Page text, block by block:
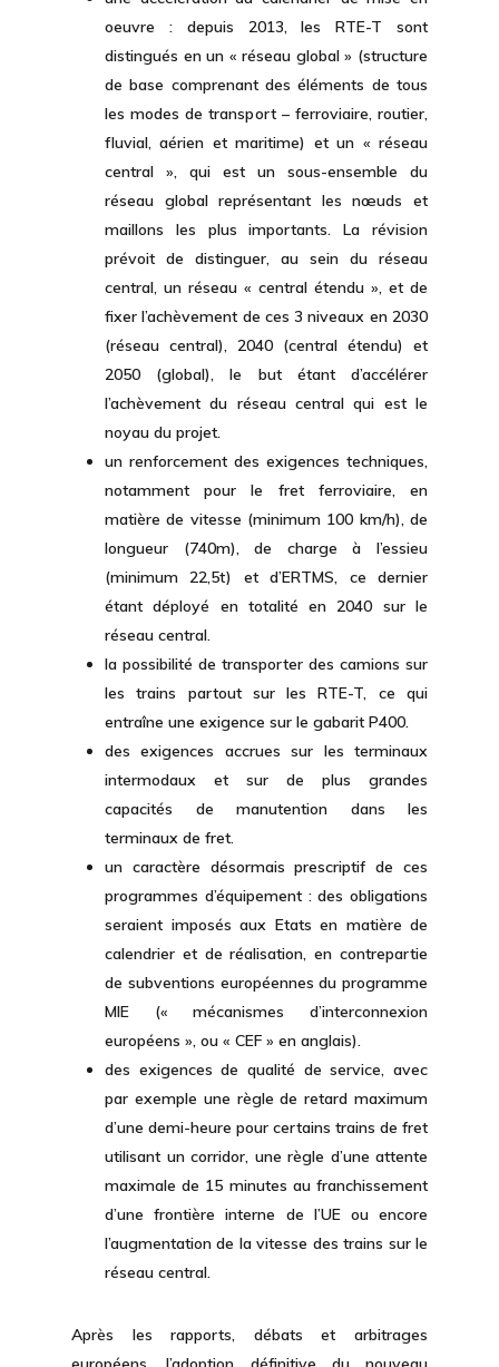
oeuvre : depuis 2013, les RTE-T sont
distingués en un « réseau global » (structure
de base comprenant des éléments de tous
les modes de transport – ferroviaire, routier,
fluvial, aérien et maritime) et un « réseau
central », qui est un sous-ensemble du
réseau global représentant les nœuds et
maillons les plus importants. La révision
prévoit de distinguer, au sein du réseau
central, un réseau « central étendu », et de
fixer l’achèvement de ces 3 niveaux en 2030
(réseau central), 2040 (central étendu) et
2050 (global), le but étant d’accélérer
l’achèvement du réseau central qui est le
noyau du projet.
un renforcement des exigences techniques,
notamment pour le fret ferroviaire, en
matière de vitesse (minimum 100 km/h), de
longueur (740m), de charge à l’essieu
(minimum 22,5t) et d’ERTMS, ce dernier
étant déployé en totalité en 2040 sur le
réseau central.
la possibilité de transporter des camions sur
les trains partout sur les RTE-T, ce qui
entraîne une exigence sur le gabarit P400.
des exigences accrues sur les terminaux
intermodaux et sur de plus grandes
capacités de manutention dans les
terminaux de fret.
un caractère désormais prescriptif de ces
programmes d’équipement : des obligations
seraient imposés aux Etats en matière de
calendrier et de réalisation, en contrepartie
de subventions européennes du programme
MIE (« mécanismes d’interconnexion
européens », ou « CEF » en anglais).
des exigences de qualité de service, avec
par exemple une règle de retard maximum
d’une demi-heure pour certains trains de fret
utilisant un corridor, une règle d’une attente
maximale de 15 minutes au franchissement
d’une frontière interne de l’UE ou encore
l’augmentation de la vitesse des trains sur le
réseau central.
Après les rapports, débats et arbitrages